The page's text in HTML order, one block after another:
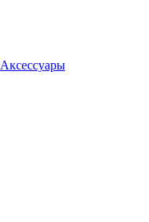
Аксессуары